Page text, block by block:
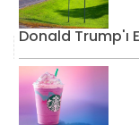
Donald Trump'ı